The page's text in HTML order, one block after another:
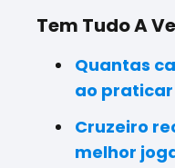
Tem Tudo A
Quantas
ao
Cruzeiro
melhor